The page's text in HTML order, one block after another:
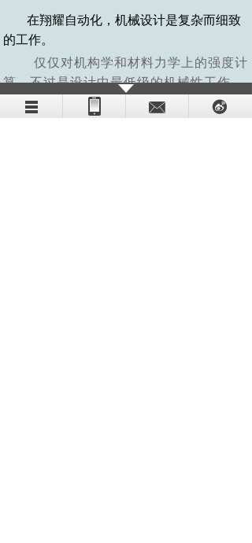
在翔耀自动化，机械设计是复杂而细致
的工作。
仅仅对机构学和材料力学上的强度计
算，不过是设计中最低级的机械性工作。
在翔耀自动化，机械设计时，因为设
计人员是在知识所及的范围内进行最好的